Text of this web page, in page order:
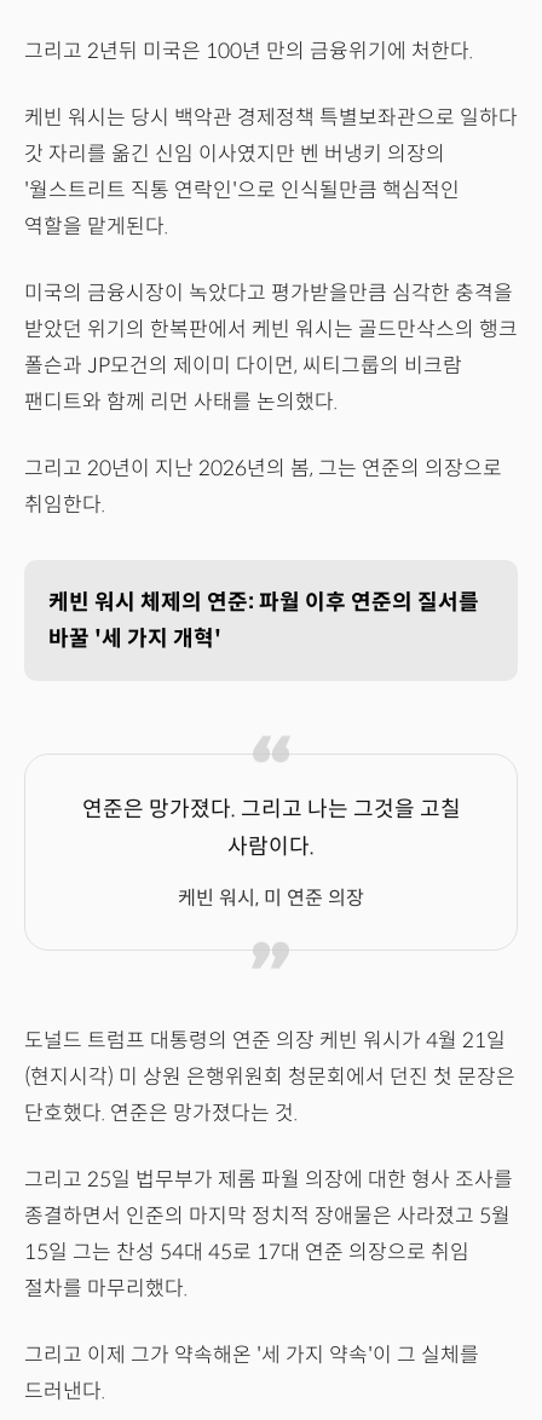
그리고 2년뒤 미국은 100년 만의 금융위기에 처한다.
케빈 워시는 당시 백악관 경제정책 특별보좌관으로 일하다
갓 자리를 옮긴 신임 이사였지만 벤 버냉키 의장의
'월스트리트 직통 연락인'으로 인식될만큼 핵심적인
역할을 맡게된다.
미국의 금융시장이 녹았다고 평가받을만큼 심각한 충격을
받았던 위기의 한복판에서 케빈 워시는 골드만삭스의 행크
폴슨과 JP모건의 제이미 다이먼, 씨티그룹의 비크람
팬디트와 함께 리먼 사태를 논의했다.
그리고 20년이 지난 2026년의 봄, 그는 연준의 의장으로
취임한다.
케빈 워시 체제의 연준: 파월 이후 연준의 질서를
바꿀 '세 가지 개혁'
연준은 망가졌다. 그리고 나는 그것을 고칠
사람이다.
케빈 워시, 미 연준 의장
도널드 트럼프 대통령의 연준 의장 케빈 워시가 4월 21일
(현지시각) 미 상원 은행위원회 청문회에서 던진 첫 문장은
단호했다. 연준은 망가졌다는 것.
그리고 25일 법무부가 제롬 파월 의장에 대한 형사 조사를
종결하면서 인준의 마지막 정치적 장애물은 사라졌고 5월
15일 그는 찬성 54대 45로 17대 연준 의장으로 취임
절차를 마무리했다.
그리고 이제 그가 약속해온 '세 가지 약속'이 그 실체를
드러낸다.